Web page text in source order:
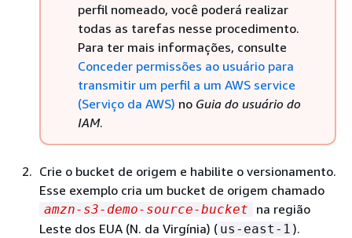
perfil nomeado, você poderá realizar
todas as tarefas nesse procedimento.
Para ter mais informações, consulte
Conceder permissões ao usuário para
transmitir um perfil a um AWS service
(Serviço da AWS) no Guia do usuário do
IAM.
Crie o bucket de origem e habilite o versionamento.
Esse exemplo cria um bucket de origem chamado
amzn-s3-demo-source-bucket
na região
Leste dos EUA (N. da Virgínia) ( us-east-1 ).